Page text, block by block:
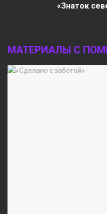
«Знаток
МАТЕРИАЛЫ С